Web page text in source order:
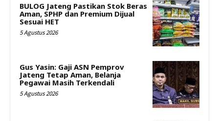
BULOG Jateng Pastikan Stok Beras
Aman, SPHP dan Premium Dijual
Sesuai HET
5 Agustus 2026
Gus Yasin: Gaji ASN Pemprov
Jateng Tetap Aman, Belanja
Pegawai Masih Terkendali
5 Agustus 2026